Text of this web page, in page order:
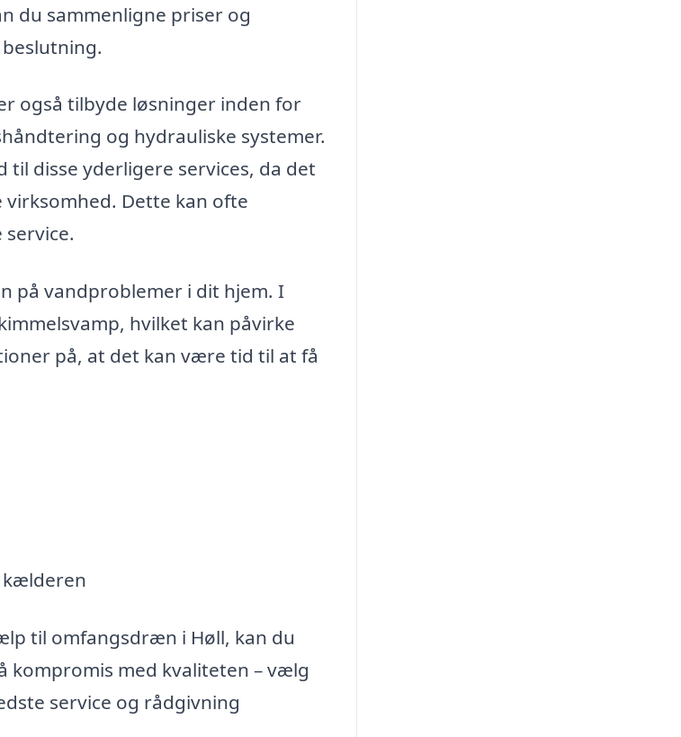
du sammenligne priser og
også tilbyde løsninger inden for
og hydrauliske systemer.
disse yderligere services, da det
Dette kan ofte
på vandproblemer i dit hjem. I
hvilket kan påvirke
på, at det kan være tid til at få
kælderen
til omfangsdræn i Høll, kan du
kompromis med kvaliteten – vælg
service og rådgivning